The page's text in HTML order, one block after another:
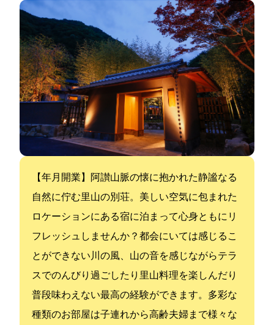
【2017年5月開業】阿讃山脈の懐に抱かれた静謐なる
自然に佇む里山の別荘。美しい空気に包まれた
ロケーションにある宿に泊まって心身ともにリ
フレッシュしませんか？都会にいては感じるこ
とができない川の風、山の音を感じながらテラ
スでのんびり過ごしたり里山料理を楽しんだり
普段味わえない最高の経験ができます。多彩な
種類のお部屋は子連れから高齢夫婦まで様々な